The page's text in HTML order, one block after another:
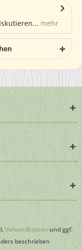
mehr
Versandkosten und ggf.
beschrieben